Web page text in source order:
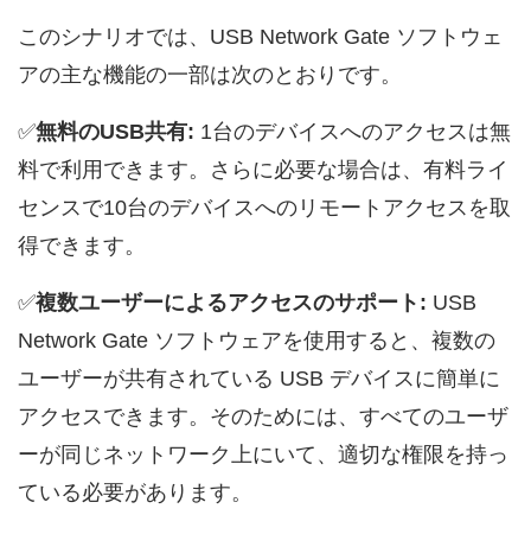
このシナリオでは、USB Network Gate ソフトウェ
アの主な機能の一部は次のとおりです。
✅無料のUSB共有: 1台のデバイスへのアクセスは無
料で利用できます。さらに必要な場合は、有料ライ
センスで10台のデバイスへのリモートアクセスを取
得できます。
✅複数ユーザーによるアクセスのサポート: USB
Network Gate ソフトウェアを使用すると、複数の
ユーザーが共有されている USB デバイスに簡単に
アクセスできます。そのためには、すべてのユーザ
ーが同じネットワーク上にいて、適切な権限を持っ
ている必要があります。